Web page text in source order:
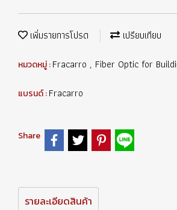
เพิ่มรายการโปรด เปรียบเทียบ
หมวดหมู่ :Fracarro , Fiber Optic for
แบรนด์ :Fracarro
Share
รายละเอียดสินค้า